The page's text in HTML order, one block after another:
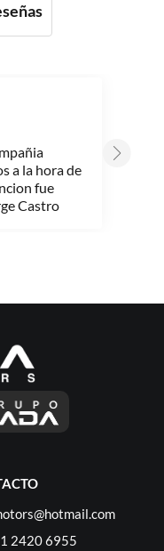
a la hora de
fue
Castro
2420 6955